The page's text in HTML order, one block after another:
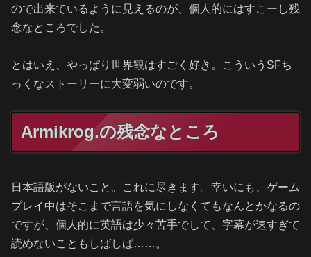
ので出来ているように見えるのが、個人的にはすこーし残
念なところでした。
とはいえ、やっぱり世界観はすごく好き。こういうSFち
っくなストーリーに大変弱いのです。
Armikrog.の残念なところ
日本語版がないこと。これに尽きます。幸いにも、ゲーム
プレイ中はそこまで言語を気にしなくてもなんとかなるの
ですが、個人的に英語は少々苦手でして、字幕が速すぎて
読めないこともしばしば……。